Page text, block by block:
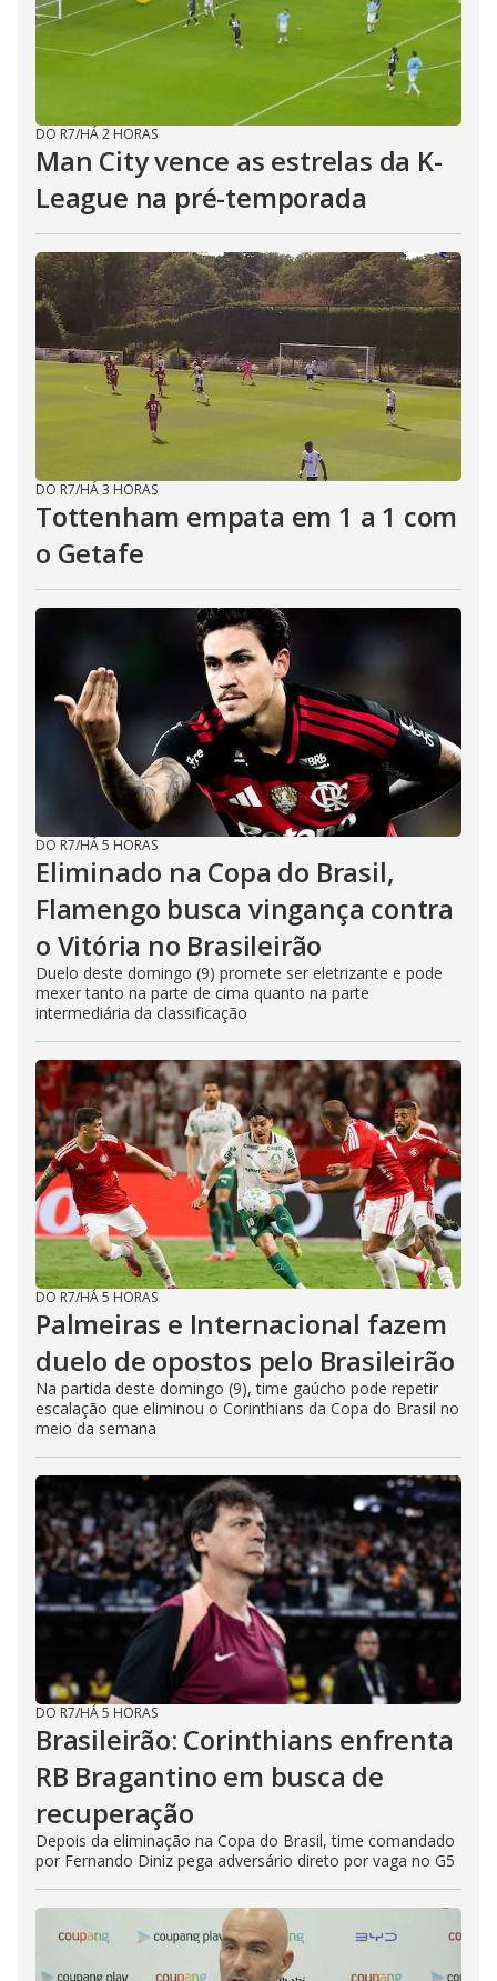
DO R7/HÁ 2 HORAS
Man City vence as estrelas da K-
League na pré-temporada
DO R7/HÁ 3 HORAS
Tottenham empata em 1 a 1 com
o Getafe
DO R7/HÁ 5 HORAS
Eliminado na Copa do Brasil,
Flamengo busca vingança contra
o Vitória no Brasileirão
Duelo deste domingo (9) promete ser eletrizante e pode
mexer tanto na parte de cima quanto na parte
intermediária da classificação
DO R7/HÁ 5 HORAS
Palmeiras e Internacional fazem
duelo de opostos pelo Brasileirão
Na partida deste domingo (9), time gaúcho pode repetir
escalação que eliminou o Corinthians da Copa do Brasil no
meio da semana
DO R7/HÁ 5 HORAS
Brasileirão: Corinthians enfrenta
RB Bragantino em busca de
recuperação
Depois da eliminação na Copa do Brasil, time comandado
por Fernando Diniz pega adversário direto por vaga no G5